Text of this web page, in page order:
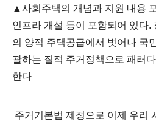
▲사회주택의 개념과 지원 내용
인프라 개설 등이 포함되어 있다.
의 양적 주택공급에서 벗어나 국
괄하는 질적 주거정책으로 패러
한다
주거기본법 제정으로 이제 우리